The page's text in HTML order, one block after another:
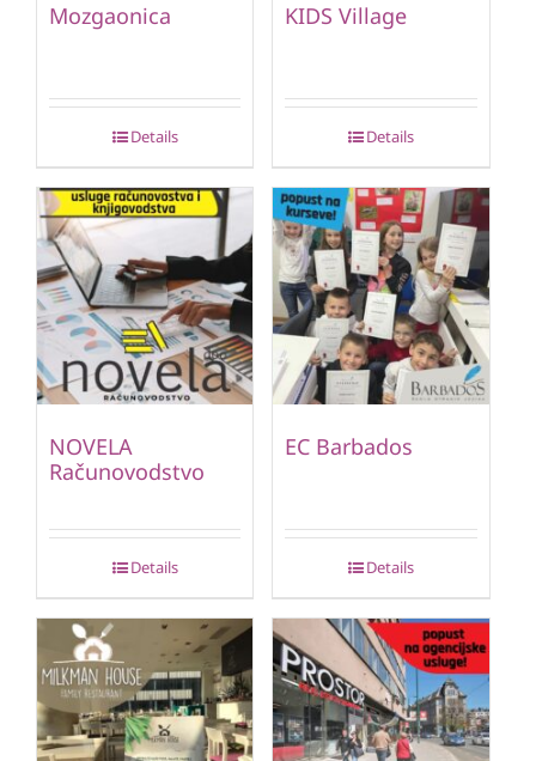
Mozgaonica
Details
KIDS Village
Details
NOVELA
Računovodstvo
Details
EC Barbados
Details